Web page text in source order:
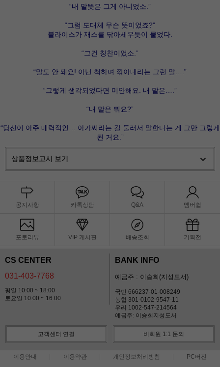
“내 말뜻은 그게 아니었소.”
“그럼 도대체 무슨 뜻이었죠?”
블라이스가 재스를 닦아세우듯이 물었다.
“그건 칭찬이었소.”
“말도 안 돼요! 아닌 척하며 깎아내리는 그런 말….”
“그렇게 생각되었다면 미안해요. 내 말은….”
“내 말은 뭐요?”
“당신이 아주 매력적인… 아가씨라는 걸 둘러서 말한다는 게 그만 그렇게
된 거요.”
상품정보고시 보기
공지사항 카톡상담 Q&A 멤버쉽
포토리뷰 VIP 게시판 배송조회 기획전
CS CENTER
031-403-7768
평일 10:00 ~ 18:00
토요일 10:00 ~ 16:00
BANK INFO
예금주 : 이승희(지성도서)
국민 666237-01-008249
농협 301-0102-9547-11
우리 1002-547-214564
예금주: 이승희지성도서
고객센터 연결 비회원 1:1 문의
이용안내 이용약관 개인정보처리방침 PC버전